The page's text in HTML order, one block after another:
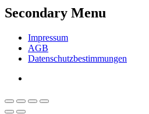
Secondary Menu
Impressum
AGB
Datenschutzbestimmungen